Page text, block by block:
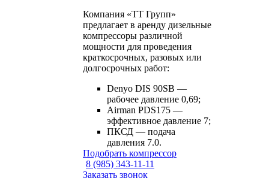
Компания «ТТ Групп»
предлагает в аренду дизельные
компрессоры различной
мощности для проведения
краткосрочных, разовых или
долгосрочных работ:
Denyo DIS 90SB —
рабочее давление 0,69;
Airman PDS175 —
эффективное давление 7;
ПКСД — подача
давления 7.0.
Подобрать компрессор
8 (985) 343-11-11
Заказать звонок